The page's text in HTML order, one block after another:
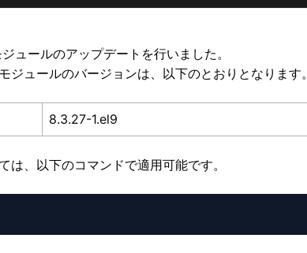
ュールのアップデートを行いました。
ジュールのバージョンは、以下のとおりとなります。
8.3.27-1.el9
は、以下のコマンドで適用可能です。